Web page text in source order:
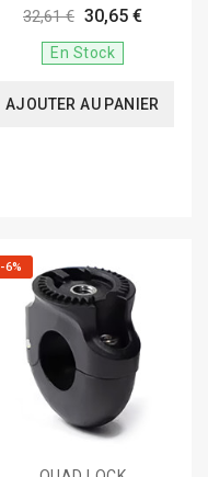
32,61 € 30,65 €
En Stock
AJOUTER AU PANIER
-6%